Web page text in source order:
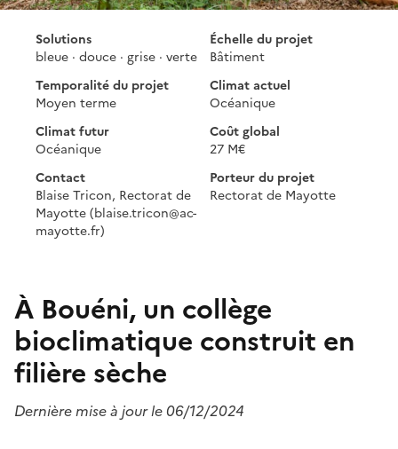
Solutions
bleue · douce · grise · verte
Échelle du projet
Bâtiment
Temporalité du projet
Moyen terme
Climat actuel
Océanique
Climat futur
Océanique
Coût global
27 M€
Contact
Blaise Tricon, Rectorat de
Mayotte (blaise.tricon@ac-
mayotte.fr)
Porteur du projet
Rectorat de Mayotte
À Bouéni, un collège
bioclimatique construit en
filière sèche
Dernière mise à jour le 06/12/2024